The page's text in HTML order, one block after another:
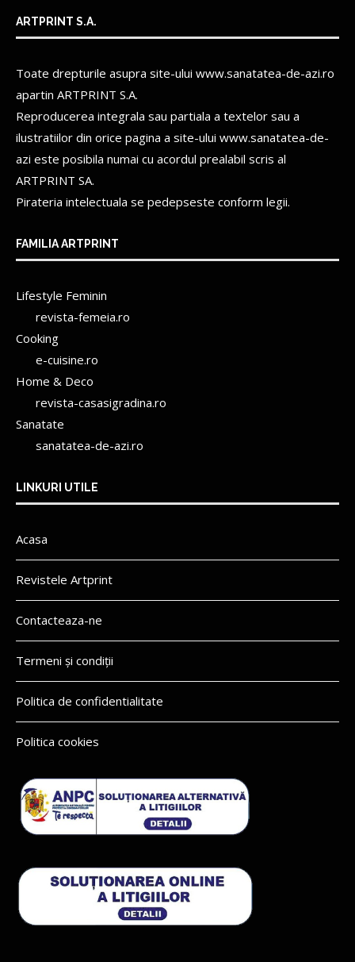
ARTPRINT S.A.
Toate drepturile asupra site-ului www.sanatatea-de-azi.ro
apartin ARTPRINT S.A.
Reproducerea integrala sau partiala a textelor sau a
ilustratiilor din orice pagina a site-ului www.sanatatea-de-
azi este posibila numai cu acordul prealabil scris al
ARTPRINT SA.
Pirateria intelectuala se pedepseste conform legii.
FAMILIA ARTPRINT
Lifestyle Feminin
revista-femeia.ro
Cooking
e-cuisine.ro
Home & Deco
revista-casasigradina.ro
Sanatate
sanatatea-de-azi.ro
LINKURI UTILE
Acasa
Revistele Artprint
Contacteaza-ne
Termeni și condiții
Politica de confidentialitate
Politica cookies